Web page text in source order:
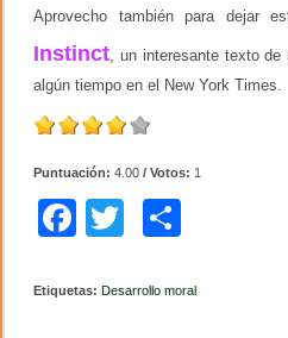
Aprovecho también para dejar
Instinct , un interesante texto
algún tiempo en el New York Times.
Puntuación:4.00 / Votos: 1
F
c
tt
m
Etiquetas: Desarrollo moral